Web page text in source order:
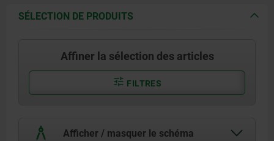
SÉLECTION DE PRODUITS
Affiner la sélection des articles
FILTRES
Afficher / masquer le schéma